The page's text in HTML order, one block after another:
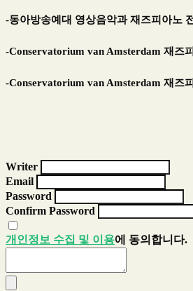
-동아방송예대 영상음악과 재즈피아노
-Conservatorium van Amsterdam 재즈
-Conservatorium van Amsterdam 재즈
Writer
Email
Password
Confirm Password
개인정보 수집 및 이용에 동의합니다.